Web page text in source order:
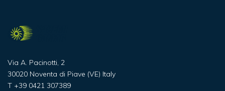
Via A. Pacinotti, 2
30020 Noventa di Piave (VE) Italy
T +39 0421 307389